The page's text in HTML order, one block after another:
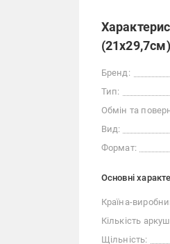
Бренд:
Тип:
Обмін та
Вид:
Формат:
Основні
Країна-
Кількість
Щільність: